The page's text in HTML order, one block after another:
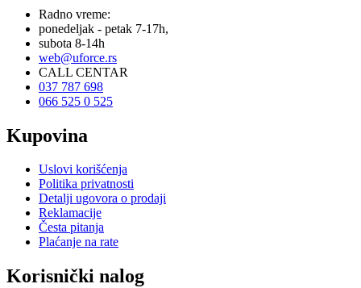
Radno vreme:
ponedeljak - petak 7-17h,
subota 8-14h
web@uforce.rs
CALL CENTAR
037 787 698
066 525 0 525
Kupovina
Uslovi korišćenja
Politika privatnosti
Detalji ugovora o prodaji
Reklamacije
Česta pitanja
Plaćanje na rate
Korisnički nalog